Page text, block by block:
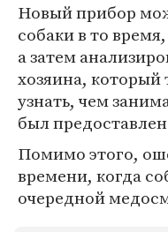
Новый прибор
собаки в то
а затем
хозяина,
узнать, чем
был
Помимо этого,
времени, когда
очередной